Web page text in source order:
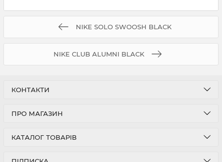
NIKE SOLO SWOOSH BLACK
NIKE CLUB ALUMNI BLACK
КОНТАКТИ
ПРО МАГАЗИН
КАТАЛОГ ТОВАРІВ